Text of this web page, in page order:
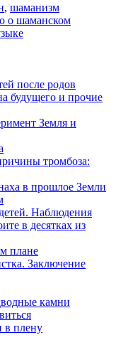
, шаманизм
о шаманском
после родов
будущего и прочие
Земля и
тромбоза:
в прошлое Земли
Наблюдения
в десятках из
плане
Заключение
камни
в плену